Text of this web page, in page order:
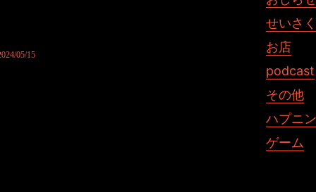
05/15
せいさく
お店
podcast
その他
ハプニ
ゲーム